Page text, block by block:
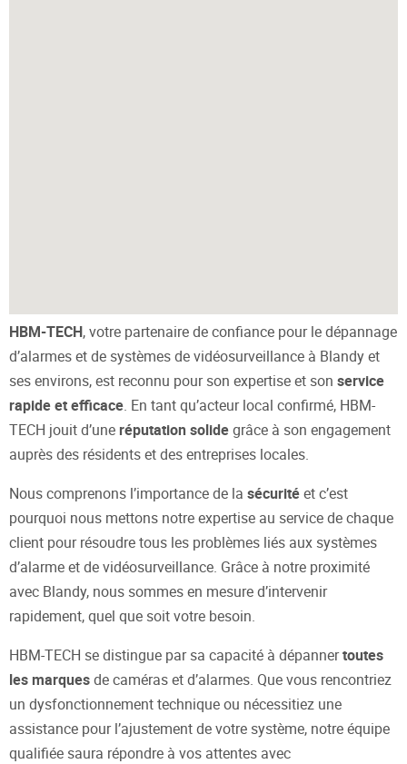
HBM-TECH, votre partenaire de confiance pour le dépannage
d’alarmes et de systèmes de vidéosurveillance à Blandy et
ses environs, est reconnu pour son expertise et son service
rapide et efficace. En tant qu’acteur local confirmé, HBM-
TECH jouit d’une réputation solidegrâce à son engagement
auprès des résidents et des entreprises locales.
Nous comprenons l’importance de la sécuritéet c’est
pourquoi nous mettons notre expertise au service de chaque
client pour résoudre tous les problèmes liés aux systèmes
d’alarme et de vidéosurveillance. Grâce à notre proximité
avec Blandy, nous sommes en mesure d’intervenir
rapidement, quel que soit votre besoin.
HBM-TECH se distingue par sa capacité à dépannertoutes
les marquesde caméras et d’alarmes. Que vous rencontriez
un dysfonctionnement technique ou nécessitiez une
assistance pour l’ajustement de votre système, notre équipe
qualifiée saura répondre à vos attentes avec